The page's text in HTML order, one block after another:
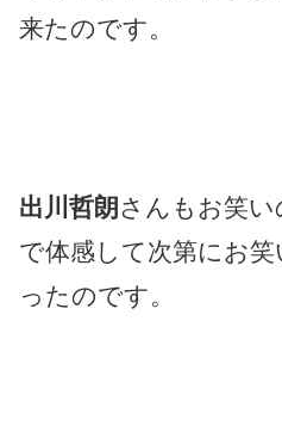
来たのです。
出川哲朗 さんもお笑
で体感して次第にお
ったのです。